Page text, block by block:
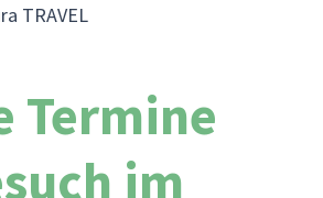
TRAVEL
Termine
im